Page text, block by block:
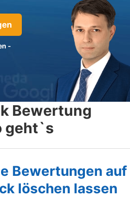
-
Bewertung
geht`s
Bewertungen auf
löschen lassen